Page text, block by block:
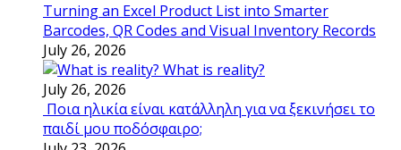
Turning an Excel Product List into Smarter
Barcodes, QR Codes and Visual Inventory Records
July 26, 2026
What is reality?
July 26, 2026
Ποια ηλικία είναι κατάλληλη για να ξεκινήσει το
παιδί μου ποδόσφαιρο;